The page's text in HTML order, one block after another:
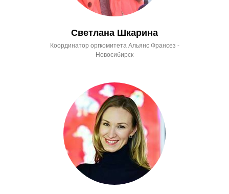
Светлана Шкарина
Координатор оргкомитета Альянс Франсез -
Новосибирск